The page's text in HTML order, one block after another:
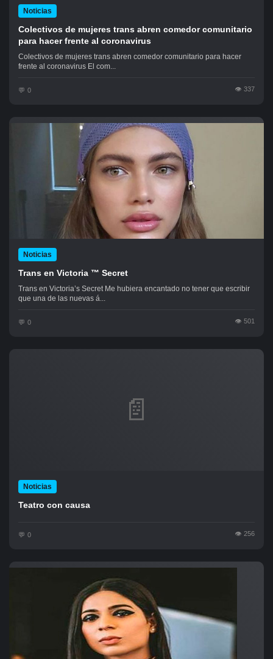
Noticias
Colectivos de mujeres trans abren comedor comunitario
para hacer frente al coronavirus
Colectivos de mujeres trans abren comedor comunitario para hacer
frente al coronavirus El com...
0 337
Noticias
Trans en Victoria ™ Secret
Trans en Victoria’s Secret Me hubiera encantado no tener que escribir
que una de las nuevas á...
0 501
📄
Noticias
Teatro con causa
0 256